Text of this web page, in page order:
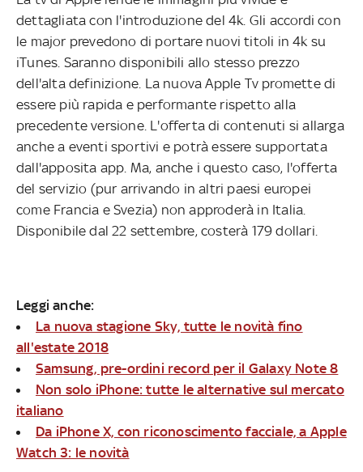
dettagliata con l'introduzione del 4k. Gli accordi con
le major prevedono di portare nuovi titoli in 4k su
iTunes. Saranno disponibili allo stesso prezzo
dell'alta definizione. La nuova Apple Tv promette di
essere più rapida e performante rispetto alla
precedente versione. L'offerta di contenuti si allarga
anche a eventi sportivi e potrà essere supportata
dall'apposita app. Ma, anche i questo caso, l'offerta
del servizio (pur arrivando in altri paesi europei
come Francia e Svezia) non approderà in Italia.
Disponibile dal 22 settembre, costerà 179 dollari.
Leggi anche:
La nuova stagione Sky, tutte le novità fino
all'estate 2018
Samsung, pre-ordini record per il Galaxy Note 8
Non solo iPhone: tutte le alternative sul mercato
italiano
Da iPhone X, con riconoscimento facciale, a Apple
Watch 3: le novità